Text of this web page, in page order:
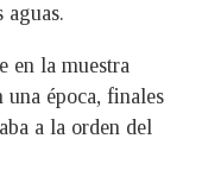
aguas.
en la muestra
época, finales
a la orden del